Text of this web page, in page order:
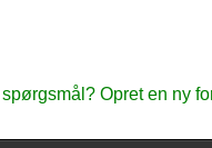
spørgsmål? Opret en ny